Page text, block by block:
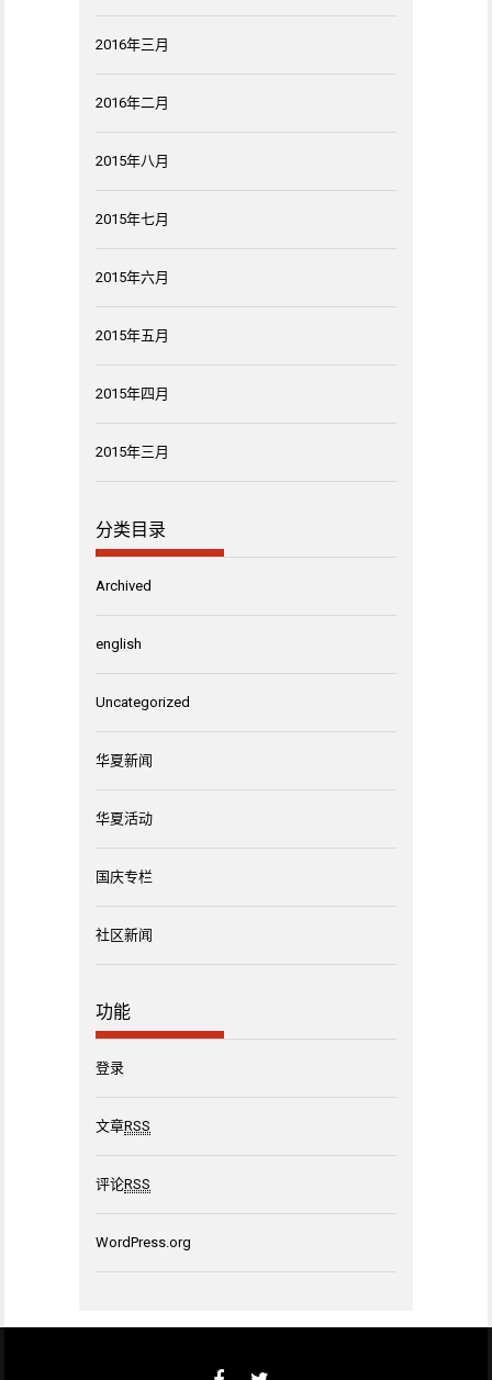
2016年三月
2016年二月
2015年八月
2015年七月
2015年六月
2015年五月
2015年四月
2015年三月
分类目录
Archived
english
Uncategorized
华夏新闻
华夏活动
国庆专栏
社区新闻
功能
登录
文章RSS
评论RSS
WordPress.org